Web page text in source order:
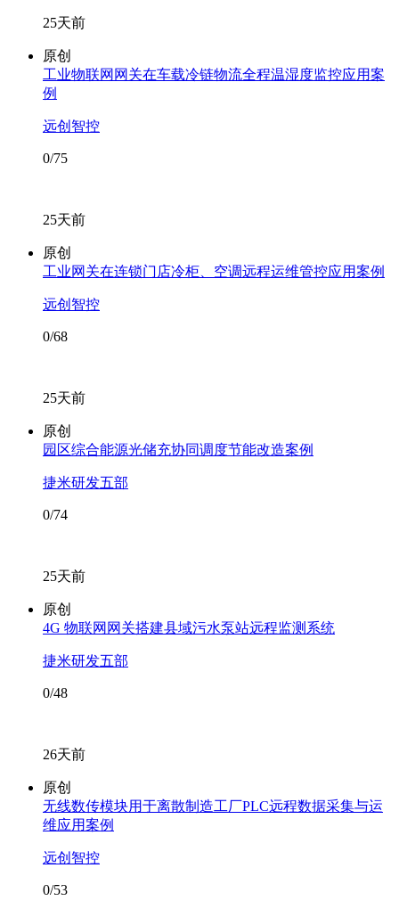
25天前
原创
工业物联网网关在车载冷链物流全程温湿度监控应用案
例
远创智控
0/75
25天前
原创
工业网关在连锁门店冷柜、空调远程运维管控应用案例
远创智控
0/68
25天前
原创
园区综合能源光储充协同调度节能改造案例
捷米研发五部
0/74
25天前
原创
4G 物联网网关搭建县域污水泵站远程监测系统
捷米研发五部
0/48
26天前
原创
无线数传模块用于离散制造工厂PLC远程数据采集与运
维应用案例
远创智控
0/53